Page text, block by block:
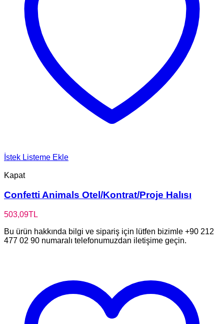
İstek Listeme Ekle
Kapat
Confetti Animals Otel/Kontrat/Proje Halısı
503,09TL
Bu ürün hakkında bilgi ve sipariş için lütfen bizimle +90 212
477 02 90 numaralı telefonumuzdan iletişime geçin.